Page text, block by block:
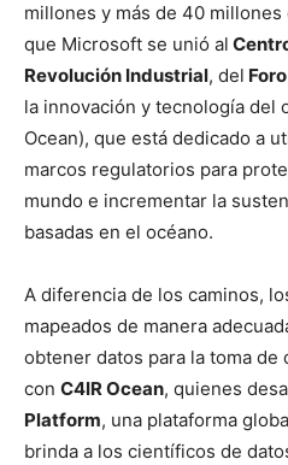
millones y más de 40
que Microsoft se unió al
Revolución Industrial, del
la innovación y tecnología del
Ocean), que está dedicado a
marcos regulatorios para
mundo e incrementar la
basadas en el océano.
A diferencia de los caminos,
mapeados de manera
obtener datos para la toma de
con C4IR Ocean, quienes
Platform, una plataforma
brinda a los científicos de